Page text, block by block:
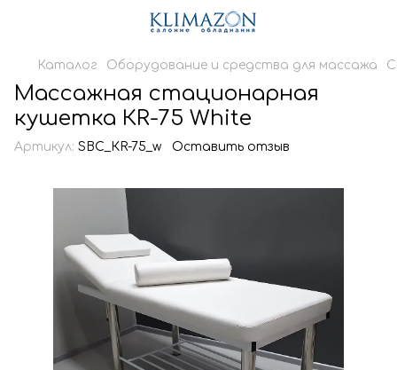
Каталог Оборудование и средства для массажа
Массажная стационарная
кушетка КR-75 White
Артикул: SBC_КR-75_w Оставить отзыв